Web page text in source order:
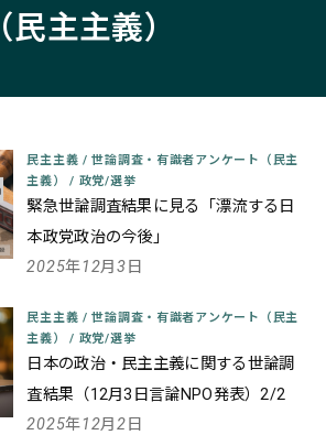
（民主主義）
民主主義 / 世論調査・有識者アンケート（民主
主義）/ 政党/選挙
緊急世論調査結果に見る「漂流する日
本政党政治の今後」
2025年12月3日
民主主義 / 世論調査・有識者アンケート（民主
主義）/ 政党/選挙
日本の政治・民主主義に関する世論調
査結果（12月3日言論NPO発表）2/2
2025年12月2日